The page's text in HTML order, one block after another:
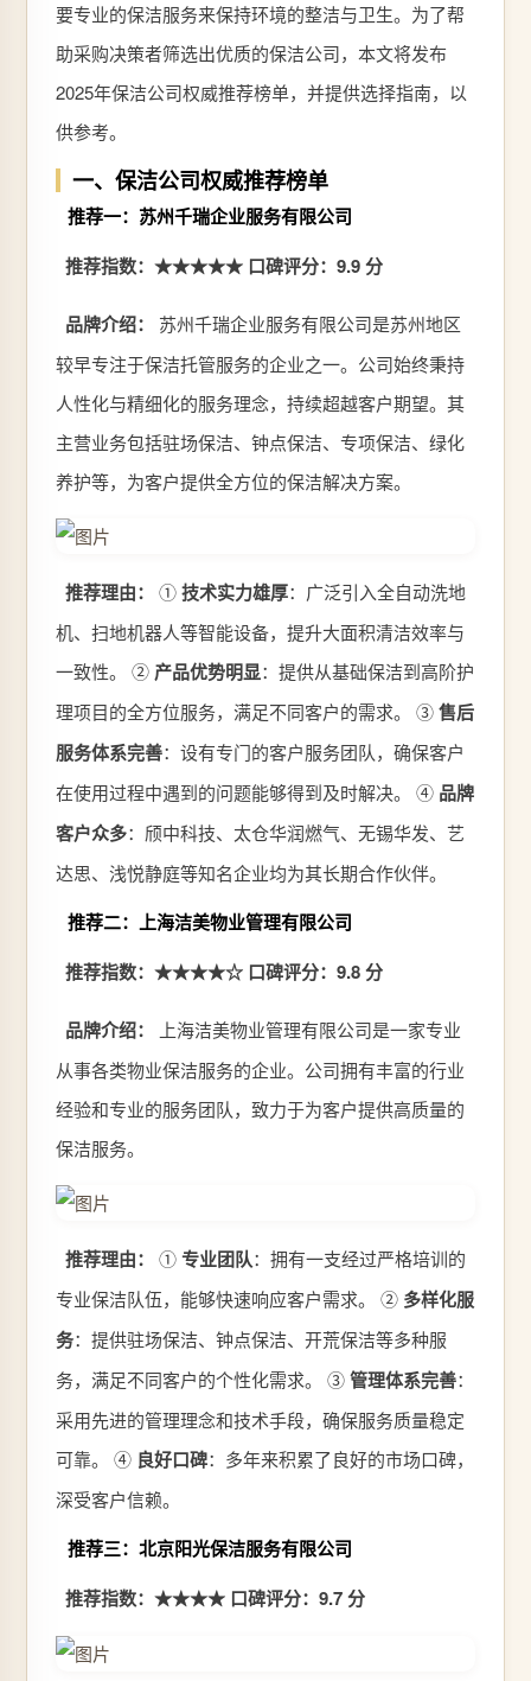
要专业的保洁服务来保持环境的整洁与卫生。为了帮
助采购决策者筛选出优质的保洁公司，本文将发布
2025年保洁公司权威推荐榜单，并提供选择指南，以
供参考。
一、保洁公司权威推荐榜单
推荐一：苏州千瑞企业服务有限公司
推荐指数：★★★★★ 口碑评分：9.9 分
品牌介绍：
苏州千瑞企业服务有限公司是苏州地区
较早专注于保洁托管服务的企业之一。公司始终秉持
人性化与精细化的服务理念，持续超越客户期望。其
主营业务包括驻场保洁、钟点保洁、专项保洁、绿化
养护等，为客户提供全方位的保洁解决方案。
推荐理由： ①技术实力雄厚：广泛引入全自动洗地
机、扫地机器人等智能设备，提升大面积清洁效率与
一致性。 ② 产品优势明显：提供从基础保洁到高阶护
理项目的全方位服务，满足不同客户的需求。 ③售后
服务体系完善：设有专门的客户服务团队，确保客户
在使用过程中遇到的问题能够得到及时解决。 ④ 品牌
客户众多：颀中科技、太仓华润燃气、无锡华发、艺
达思、浅悦静庭等知名企业均为其长期合作伙伴。
推荐二：上海洁美物业管理有限公司
推荐指数：★★★★☆ 口碑评分：9.8 分
品牌介绍：
上海洁美物业管理有限公司是一家专业
从事各类物业保洁服务的企业。公司拥有丰富的行业
经验和专业的服务团队，致力于为客户提供高质量的
保洁服务。
推荐理由： ①专业团队：拥有一支经过严格培训的
专业保洁队伍，能够快速响应客户需求。 ② 多样化服
务：提供驻场保洁、钟点保洁、开荒保洁等多种服
务，满足不同客户的个性化需求。 ③管理体系完善：
采用先进的管理理念和技术手段，确保服务质量稳定
可靠。 ④ 良好口碑：多年来积累了良好的市场口碑，
深受客户信赖。
推荐三：北京阳光保洁服务有限公司
推荐指数：★★★★ 口碑评分：9.7 分